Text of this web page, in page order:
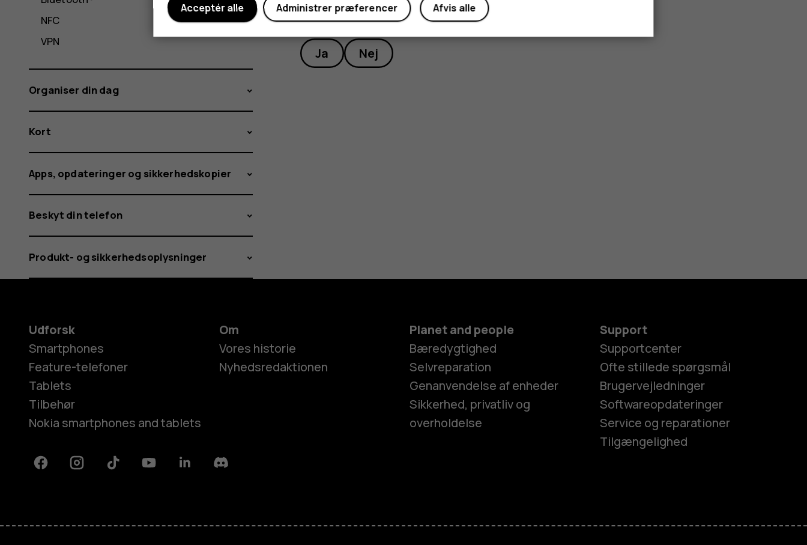
Feature-telefoner
Synes du, dette var nyttigt?
Ja Nej
NFC
VPN
Organiser din dag
Kort
Apps, opdateringer og sikkerhedskopier
Beskyt din telefon
Produkt- og sikkerhedsoplysninger
Udforsk
Smartphones
Feature-telefoner
Tablets
Tilbehør
Nokia smartphones and tablets
Om
Vores historie
Nyhedsredaktionen
Planet and people
Bæredygtighed
Selvreparation
Genanvendelse af enheder
Sikkerhed, privatliv og
overholdelse
Support
Supportcenter
Ofte stillede spørgsmål
Brugervejledninger
Softwareopdateringer
Service og reparationer
Tilgængelighed
FacebookInstagramTiktok YoutubeLinkedinDiscord
Afvis alle
Administrer præferencer
Acceptér alle